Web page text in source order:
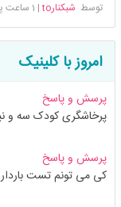
توسط شبکنارto | 1 ساعت پیش
امروز با کلینیک
پرسش و پاسخ
پرخاشگری کودک سه و
پرسش و پاسخ
کی می تونم تست